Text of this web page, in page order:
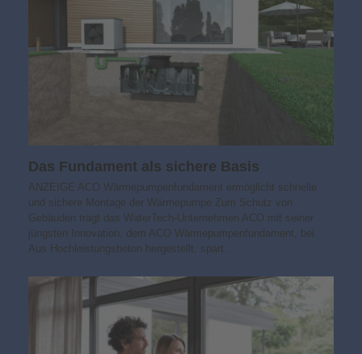
Das Fundament als sichere Basis
ANZEIGE ACO Wärmepumpenfundament ermöglicht schnelle
und sichere Montage der Wärmepumpe Zum Schutz von
Gebäuden trägt das WaterTech-Unternehmen ACO mit seiner
jüngsten Innovation, dem ACO Wärmepumpenfundament, bei.
Aus Hochleistungsbeton hergestellt, spart…